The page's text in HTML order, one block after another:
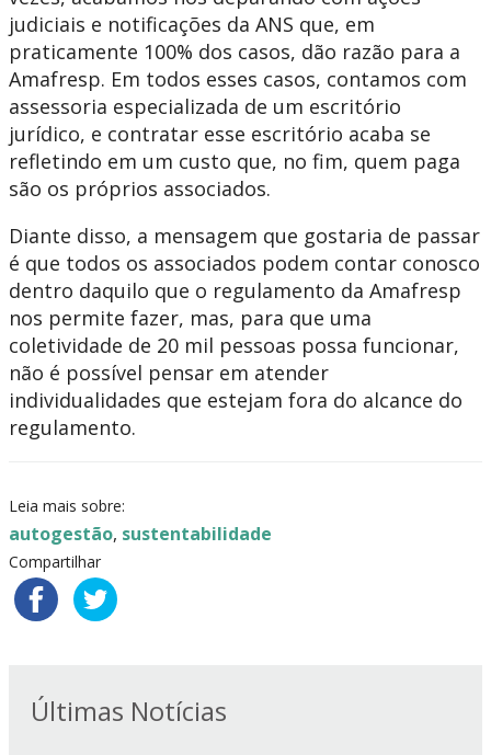
judiciais e notificações da ANS que, em
praticamente 100% dos casos, dão razão para a
Amafresp. Em todos esses casos, contamos com
assessoria especializada de um escritório
jurídico, e contratar esse escritório acaba se
refletindo em um custo que, no fim, quem paga
são os próprios associados.
Diante disso, a mensagem que gostaria de passar
é que todos os associados podem contar conosco
dentro daquilo que o regulamento da Amafresp
nos permite fazer, mas, para que uma
coletividade de 20 mil pessoas possa funcionar,
não é possível pensar em atender
individualidades que estejam fora do alcance do
regulamento.
Leia mais sobre:
autogestão, sustentabilidade
Compartilhar
Últimas Notícias